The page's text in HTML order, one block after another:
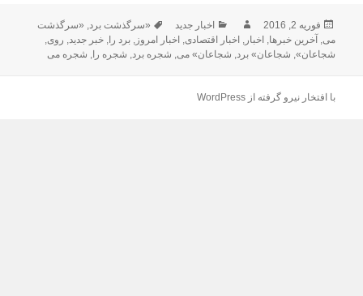
ارسال
شده
در
فوریه 2, 2016 نویسندهدسته‌ها
اخبار جدید برچسب‌ها
«سرگذشت برد, «سرگذشت
می, آخرین خبرها, اخبار, اخبار اقتصادی, اخبار امروز,برد را,خبر جدید, روی,
شجاعان», شجاعان» برد, شجاعان» می, شجره برد, شجره را, شجره می
با افتخار نیرو گرفته از WordPress